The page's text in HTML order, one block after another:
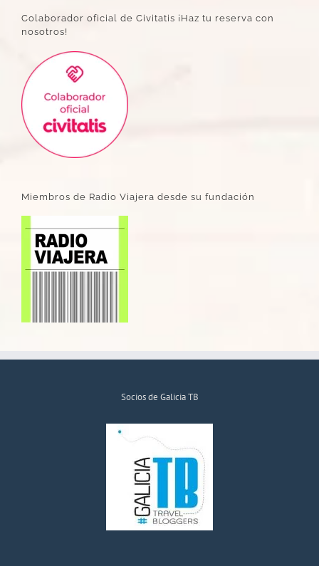
Colaborador oficial de Civitatis ¡Haz tu reserva con
nosotros!
Miembros de Radio Viajera desde su fundación
Socios de Galicia TB